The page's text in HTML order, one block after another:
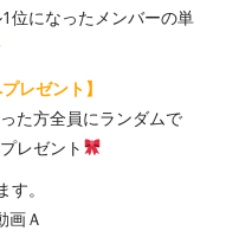
位になったメンバーの単
レゼント】
た方全員にランダムで
レゼント
。
画Ａ